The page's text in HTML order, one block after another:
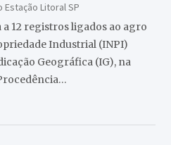
Estação Litoral SP
a 12 registros ligados ao agro
Industrial (INPI)
Geográfica (IG), na